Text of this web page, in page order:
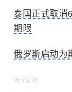
泰国正式取消
期限
俄罗斯启动为
编译链接：